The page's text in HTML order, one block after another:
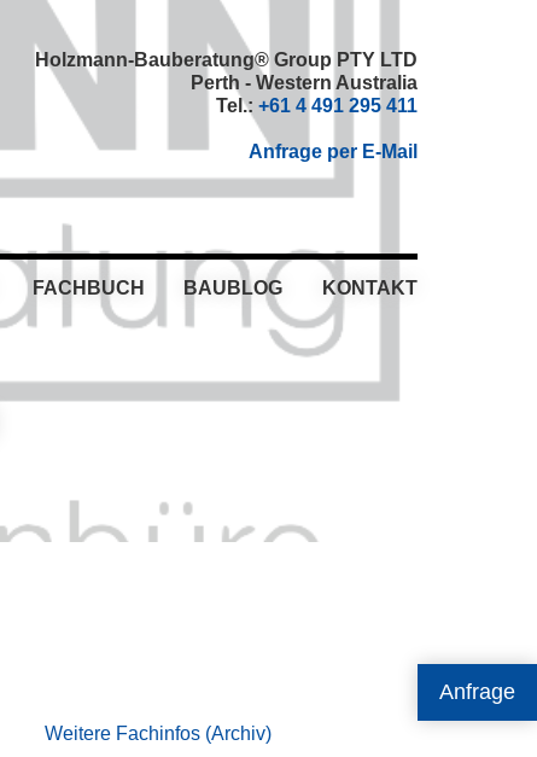
Anfrage
Holzmann-Bauberatung® Group PTY LTD
Perth - Western Australia
Tel.: +61 4 491 295 411
Anfrage per E-Mail
FACHBUCH BAUBLOG KONTAKT
Weitere Fachinfos (Archiv)